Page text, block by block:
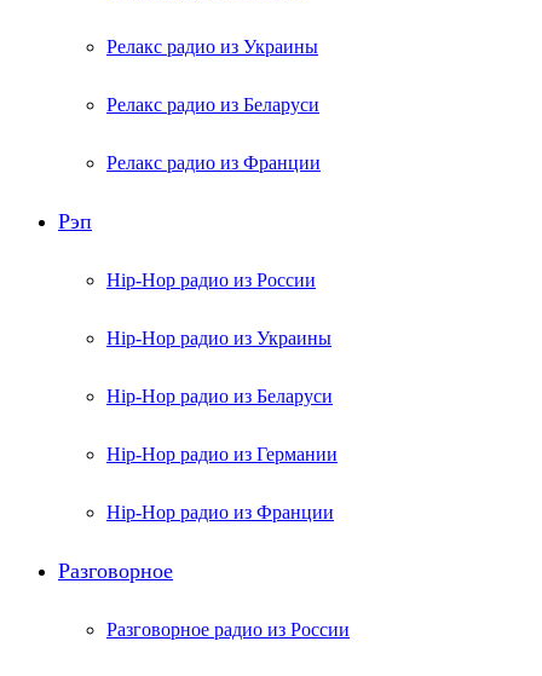
Релакс радио из Украины
Релакс радио из Беларуси
Релакс радио из Франции
Рэп
Hip-Hop радио из России
Hip-Hop радио из Украины
Hip-Hop радио из Беларуси
Hip-Hop радио из Германии
Hip-Hop радио из Франции
Разговорное
Разговорное радио из России